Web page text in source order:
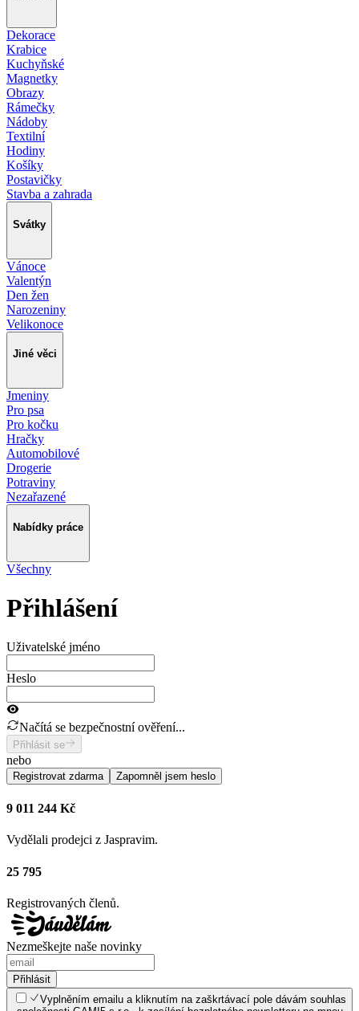
Dekorace
Krabice
Kuchyňské
Magnetky
Obrazy
Rámečky
Nádoby
Textilní
Hodiny
Košíky
Postavičky
Stavba a zahrada
Svátky
Vánoce
Valentýn
Den žen
Narozeniny
Velikonoce
Jiné věci
Jmeniny
Pro psa
Pro kočku
Hračky
Automobilové
Drogerie
Potraviny
Nezařazené
Nabídky práce
Všechny
Přihlášení
Uživatelské jméno
Heslo
Načítá se bezpečnostní ověření...
Přihlásit se
nebo
Registrovat zdarma Zapomněl jsem heslo
9 011 244 Kč
Vydělali prodejci z Jaspravim.
25 795
Registrovaných členů.
Nezmeškejte naše novinky
Přihlásit
Vyplněním emailu a kliknutím na zaškrtávací pole dávám souhlas